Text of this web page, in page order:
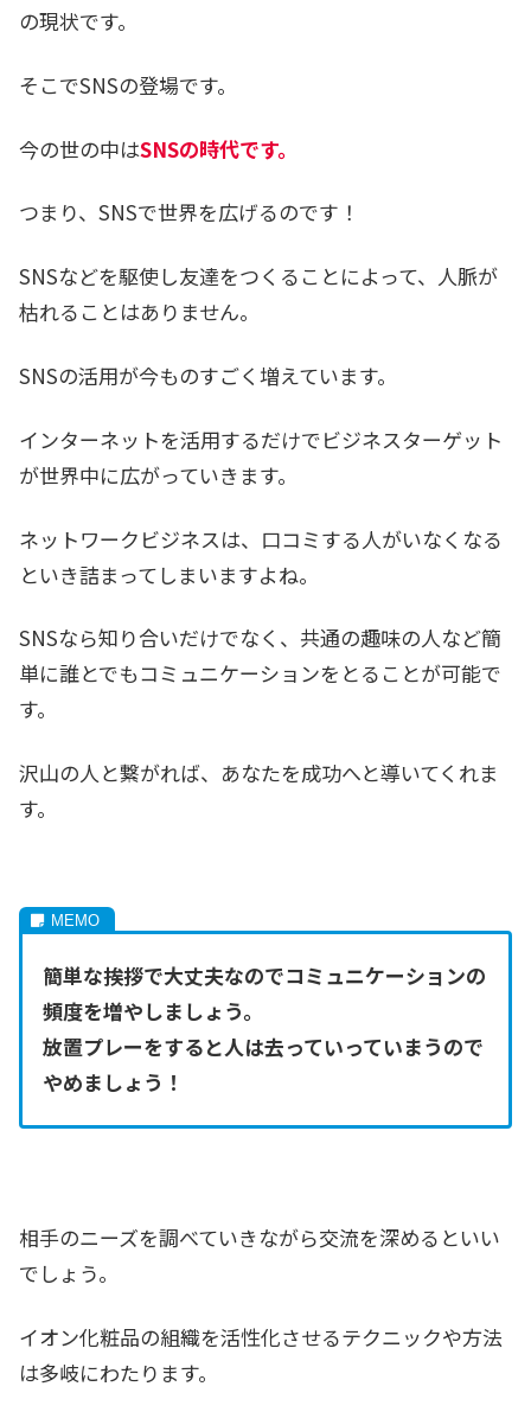
の現状です。
そこでSNSの登場です。
今の世の中はSNSの時代です。
つまり、SNSで世界を広げるのです！
SNSなどを駆使し友達をつくることによって、人脈が
枯れることはありません。
SNSの活用が今ものすごく増えています。
インターネットを活用するだけでビジネスターゲット
が世界中に広がっていきます。
ネットワークビジネスは、口コミする人がいなくなる
といき詰まってしまいますよね。
SNSなら知り合いだけでなく、共通の趣味の人など簡
単に誰とでもコミュニケーションをとることが可能で
す。
沢山の人と繋がれば、あなたを成功へと導いてくれま
す。
簡単な挨拶で大丈夫なのでコミュニケーションの
頻度を増やしましょう。
放置プレーをすると人は去っていっていまうので
やめましょう！
相手のニーズを調べていきながら交流を深めるといい
でしょう。
イオン化粧品の組織を活性化させるテクニックや方法
は多岐にわたります。